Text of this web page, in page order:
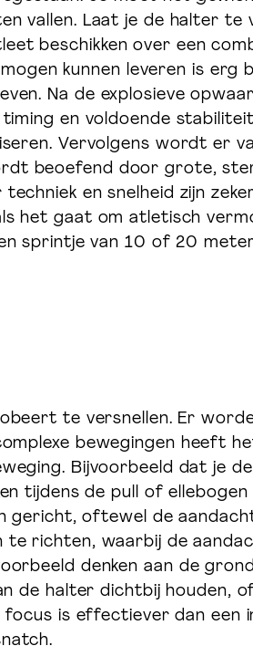
online
Welift.nl
vallen. Laat je de halter te
beschikken over een
kunnen leveren is erg
Na de explosieve
en voldoende
Vervolgens wordt er
beoefend door grote,
en snelheid zijn
het gaat om atletisch
sprintje van 10 of 20
te versnellen. Er
bewegingen heeft
Bijvoorbeeld dat je
tijdens de pull of
gericht, oftewel de
richten, waarbij de
denken aan de
de halter dichtbij houden,
is effectiever dan een